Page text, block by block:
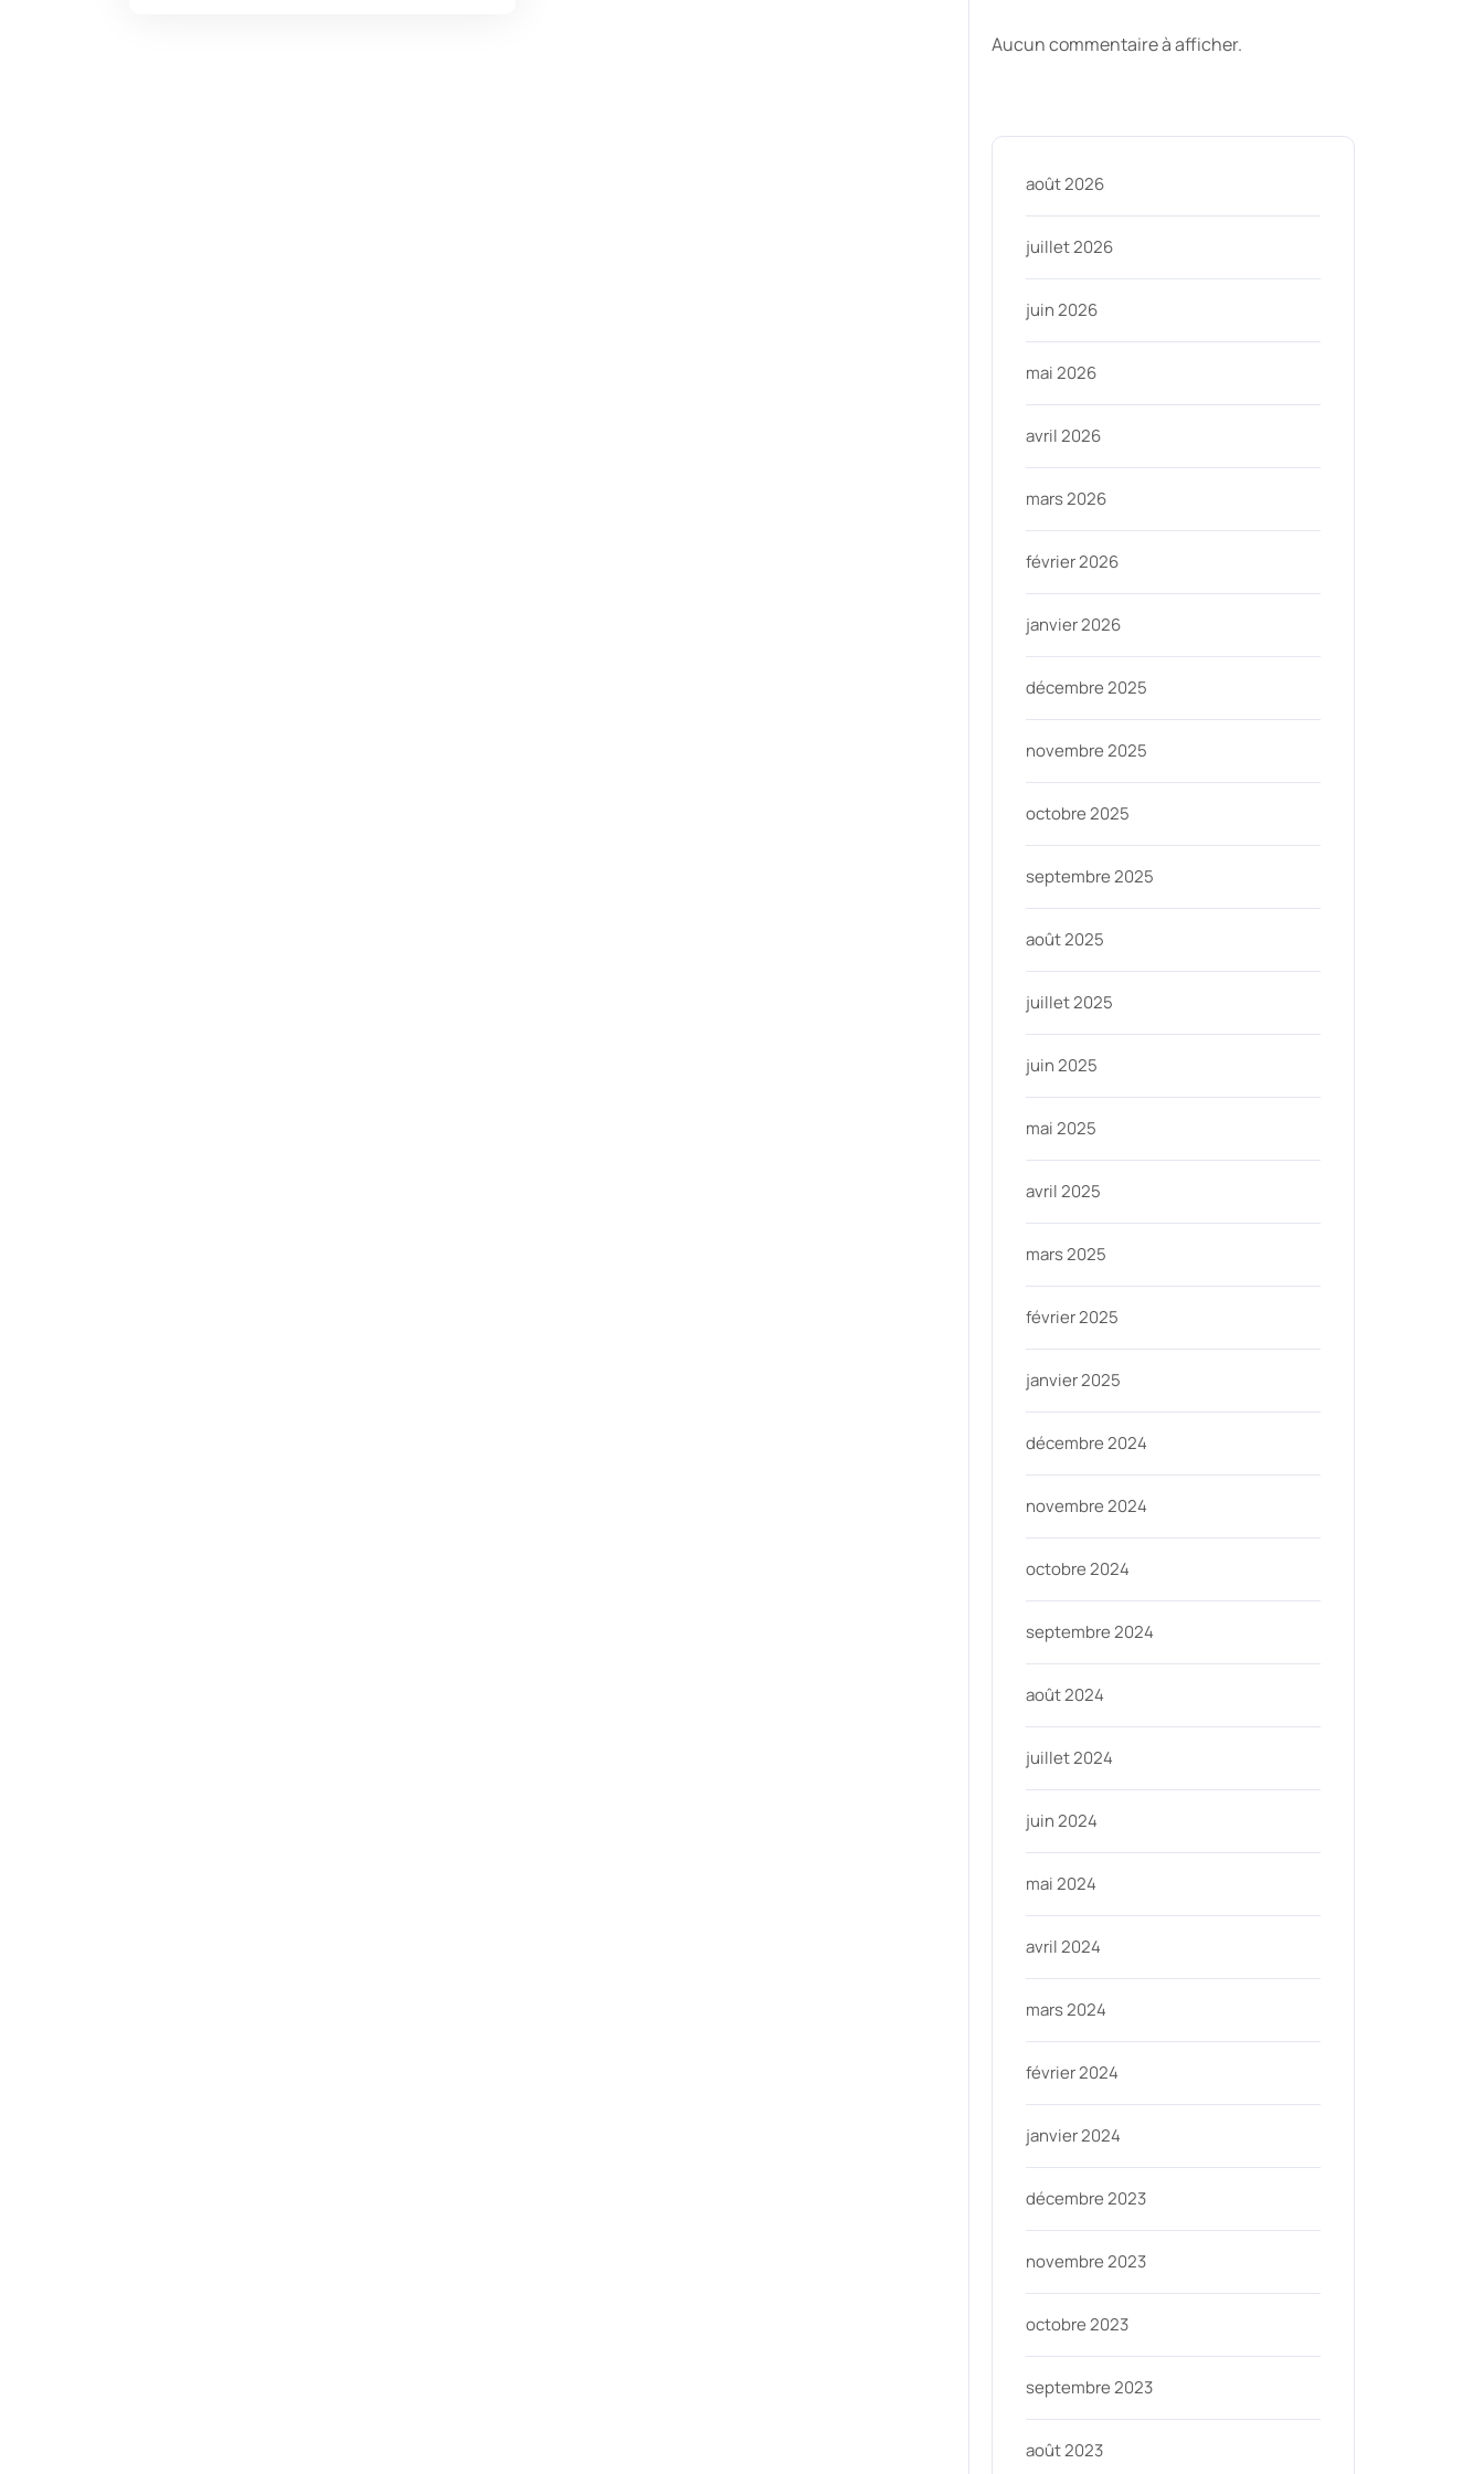
Aucun commentaire à afficher.
août 2026
juillet 2026
juin 2026
mai 2026
avril 2026
mars 2026
février 2026
janvier 2026
décembre 2025
novembre 2025
octobre 2025
septembre 2025
août 2025
juillet 2025
juin 2025
mai 2025
avril 2025
mars 2025
février 2025
janvier 2025
décembre 2024
novembre 2024
octobre 2024
septembre 2024
août 2024
juillet 2024
juin 2024
mai 2024
avril 2024
mars 2024
février 2024
janvier 2024
décembre 2023
novembre 2023
octobre 2023
septembre 2023
août 2023